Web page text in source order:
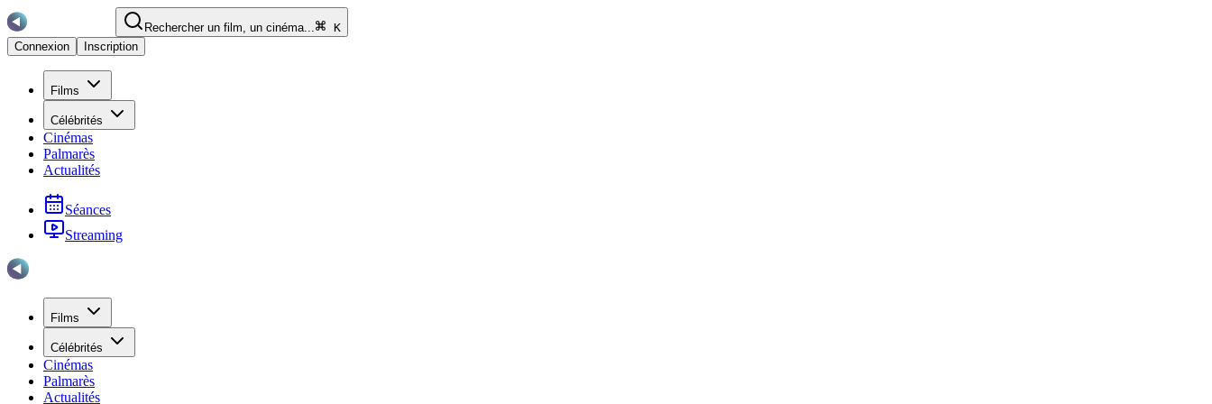
Rechercher un film, un cinéma...
K
Connexion
Inscription
Films
Célébrités
Cinémas
Palmarès
Actualités
Séances
Streaming
Films
Célébrités
Cinémas
Palmarès
Actualités